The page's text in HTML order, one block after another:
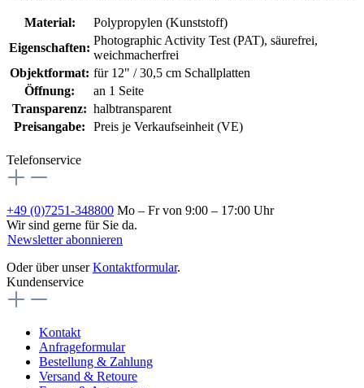
Material:
Polypropylen (Kunststoff)
Eigenschaften:
Photographic Activity Test (PAT), säurefrei,
weichmacherfrei
Objektformat: für 12" / 30,5 cm Schallplatten
Öffnung:
an 1 Seite
Transparenz: halbtransparent
Preisangabe:
Preis je Verkaufseinheit (VE)
Telefonservice
+49 (0)7251-348800 Mo – Fr von 9:00 – 17:00 Uhr
Wir sind gerne für Sie da.
Newsletter abonnieren
Oder über unserKontaktformular.
Kundenservice
Kontakt
Anfrageformular
Bestellung & Zahlung
Versand & Retoure